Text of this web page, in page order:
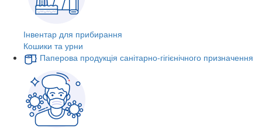
Інвентар для прибирання
Кошики та урни
Паперова продукція санітарно-гігієнічного призначення